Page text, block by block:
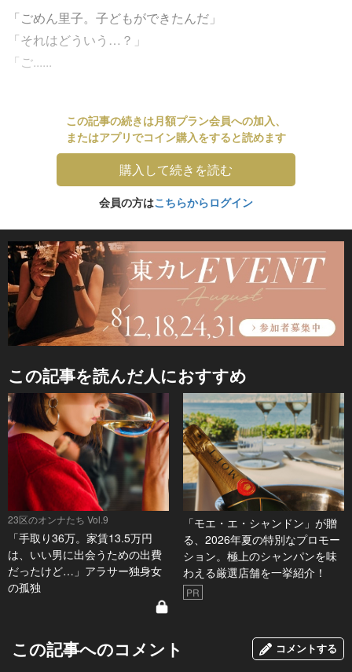
「ごめん里子。子どもができたんだ」
「それはどういう…？」
「ご......
この記事の続きは月額プラン会員への加入、
またはアプリでコイン購入をすると読めます
購入して続きを読む
会員の方はこちらからログイン
この記事を読んだ人におすすめ
23区のオンナたち Vol.9
「手取り36万。家賃13.5万円
は、いい男に出会うための出費
だったけど…」アラサー独身女
の孤独
「モエ・エ・シャンドン」が贈
る、2026年夏の特別なプロモー
ション。極上のシャンパンを味
わえる厳選店舗を一挙紹介！
PR
この記事へのコメント コメントする